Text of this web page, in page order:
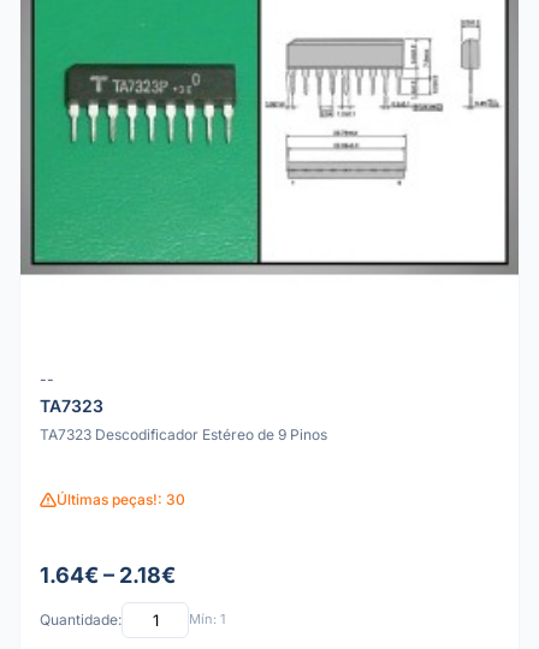
--
TA7323
TA7323 Descodificador Estéreo de 9 Pinos
Últimas peças!: 30
1.64€ – 2.18€
Quantidade: Mín: 1